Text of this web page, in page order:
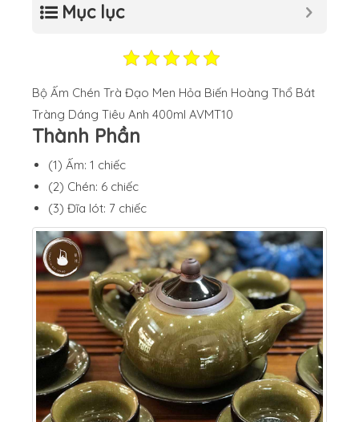
Mục lục
Bộ Ấm Chén Trà Đạo Men Hỏa Biến Hoàng Thổ Bát
Tràng Dáng Tiêu Anh 400ml AVMT10
Thành Phần
(1) Ấm: 1 chiếc
(2) Chén: 6 chiếc
(3) Đĩa lót: 7 chiếc